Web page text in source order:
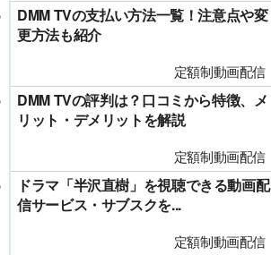
DMM TVの支払い方法一覧！注意点や変
更方法も紹介
定額制動画配信
DMM TVの評判は？口コミから特徴、メ
リット・デメリットを解説
定額制動画配信
ドラマ「半沢直樹」を視聴できる動画配
信サービス・サブスクを...
定額制動画配信